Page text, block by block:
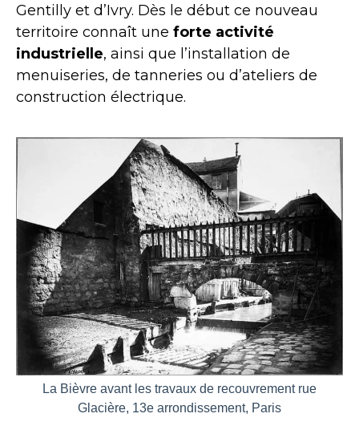
Gentilly et d’Ivry. Dès le début ce nouveau
territoire connaît une forte activité
industrielle, ainsi que l’installation de
menuiseries, de tanneries ou d’ateliers de
construction électrique.
La Bièvre avant les travaux de recouvrement rue
Glacière, 13e arrondissement, Paris